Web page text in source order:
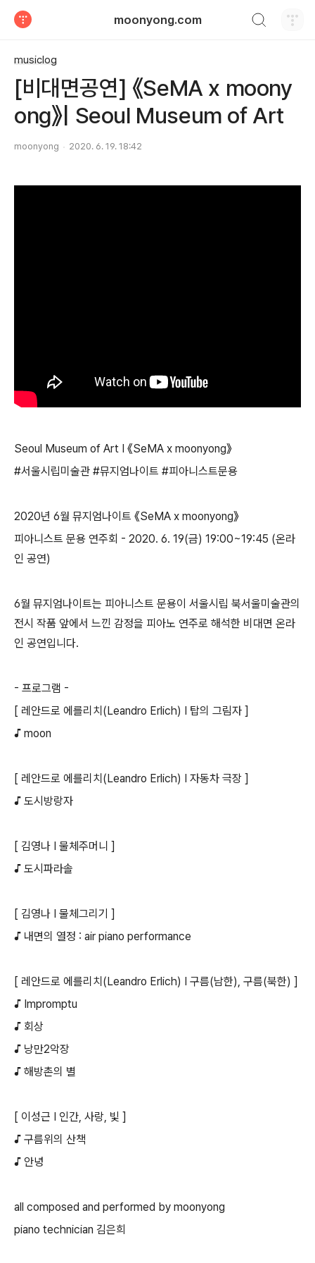
moonyong.com
musiclog
[비대면공연] 《SeMA x moony
ong》| Seoul Museum of Art
moonyong 2020. 6. 19. 18:42
Seoul Museum of Art I 《SeMA x moonyong》
#서울시립미술관 #뮤지엄나이트 #피아니스트문용
2020년 6월 뮤지엄나이트 《SeMA x moonyong》
피아니스트 문용 연주회 - 2020. 6. 19(금) 19:00~19:45 (온라
인 공연)
6월 뮤지엄나이트는 피아니스트 문용이 서울시립 북서울미술관의
전시 작품 앞에서 느낀 감정을 피아노 연주로 해석한 비대면 온라
인 공연입니다.
- 프로그램 -
[ 레안드로 에를리치(Leandro Erlich) I 탑의 그림자 ]
♪ moon
[ 레안드로 에를리치(Leandro Erlich) I 자동차 극장 ]
♪ 도시방랑자
[ 김영나 I 물체주머니 ]
♪ 도시파라솔
[ 김영나 I 물체그리기 ]
♪ 내면의 열정 : air piano performance
[ 레안드로 에를리치(Leandro Erlich) I 구름(남한), 구름(북한) ]
♪ Impromptu
♪ 회상
♪ 낭만2악장
♪ 해방촌의 별
[ 이성근 I 인간, 사랑, 빛 ]
♪ 구름위의 산책
♪ 안녕
all composed and performed by moonyong
piano technician 김은희